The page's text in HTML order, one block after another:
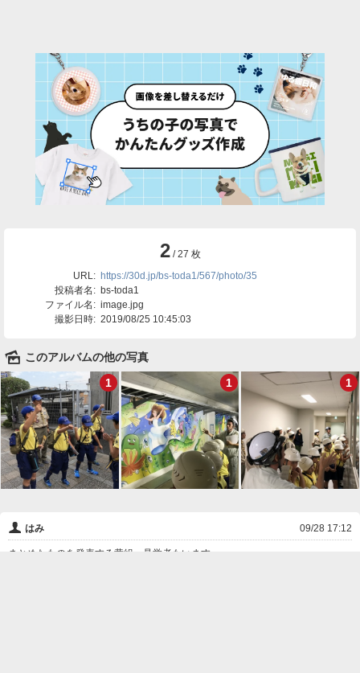
2 / 27 枚
URL: https://30d.jp/bs-toda1/567/photo/35
投稿者名: bs-toda1
ファイル名: image.jpg
撮影日時: 2019/08/25 10:45:03
🌄 このアルバムの他の写真
1
1 1
👤 はみ 09/28 17:12
まとめたものを発表する黄組。見学者もいます。